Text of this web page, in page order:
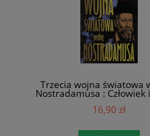
Trzecia wojna światowa
Nostradamusa :
16,90 zł